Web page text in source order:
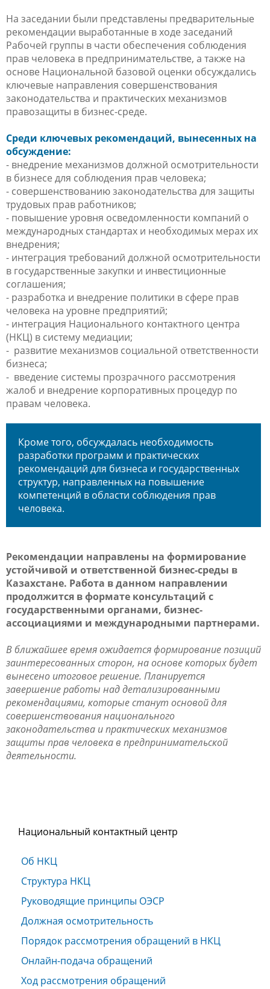
На заседании были представлены предварительные
рекомендации выработанные в ходе заседаний
Рабочей группы в части обеспечения соблюдения
прав человека в предпринимательстве, а также на
основе Национальной базовой оценки обсуждались
ключевые направления совершенствования
законодательства и практических механизмов
правозащиты в бизнес-среде.
Среди ключевых рекомендаций, вынесенных на
обсуждение:
- внедрение механизмов должной осмотрительности
в бизнесе для соблюдения прав человека;
- совершенствованию законодательства для защиты
трудовых прав работников;
- повышение уровня осведомленности компаний о
международных стандартах и необходимых мерах их
внедрения;
- интеграция требований должной осмотрительности
в государственные закупки и инвестиционные
соглашения;
- разработка и внедрение политики в сфере прав
человека на уровне предприятий;
- интеграция Национального контактного центра
(НКЦ) в систему медиации;
- развитие механизмов социальной ответственности
бизнеса;
- введение системы прозрачного рассмотрения
жалоб и внедрение корпоративных процедур по
правам человека.
Кроме того, обсуждалась необходимость
разработки программ и практических
рекомендаций для бизнеса и государственных
структур, направленных на повышение
компетенций в области соблюдения прав
человека.
Рекомендации направлены на формирование
устойчивой и ответственной бизнес-среды в
Казахстане. Работа в данном направлении
продолжится в формате консультаций с
государственными органами, бизнес-
ассоциациями и международными партнерами.
В ближайшее время ожидается формирование позиций
заинтересованных сторон, на основе которых будет
вынесено итоговое решение. Планируется
завершение работы над детализированными
рекомендациями, которые станут основой для
совершенствования национального
законодательства и практических механизмов
защиты прав человека в предпринимательской
деятельности.
Национальный контактный центр
Об НКЦ
Структура НКЦ
Руководящие принципы ОЭСР
Должная осмотрительность
Порядок рассмотрения обращений в НКЦ
Онлайн-подача обращений
Ход рассмотрения обращений